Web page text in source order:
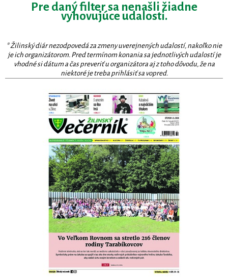
Pre daný filter sa nenašli žiadne
vyhovujúce udalosti.
* Žilinský diár nezodpovedá za zmeny uverejnených udalostí, nakoľko nie
je ich organizátorom. Pred termínom konania sa jednotlivých udalostí je
vhodné si dátum a čas preveriť u organizátora aj z toho dôvodu, že na
niektoré je treba prihlásiť sa vopred.